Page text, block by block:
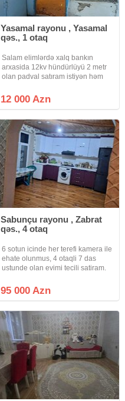
Yasamal rayonu , Yasamal
qəs., 1 otaq
Salam elimlərdə xalq bankın
arxasida 12kv hündürlüyü 2 metr
olan padval satıram istiyən həm
işdədə bilər yola 15 metr məsafəsi
var sənət qeydiyyat yolu ilə olacaq
12 000 Azn
Sabunçu rayonu , Zabrat
qəs., 4 otaq
6 sotun icinde her terefi kamera ile
ehate olunmus, 4 otaqli 7 das
ustunde olan evimi tecili satiram.
95 000 Azn